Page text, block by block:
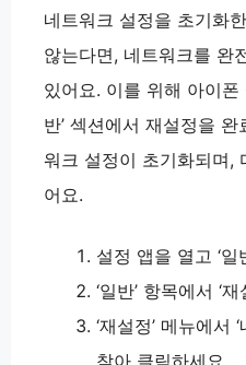
네트워크 설정을 초기화
않는다면, 네트워크를 완
있어요. 이를 위해 아이폰
반’ 섹션에서 재설정을
워크 설정이 초기화되며,
어요.
설정 앱을 열고 ‘일
‘일반’ 항목에서 ‘
‘재설정’ 메뉴에서
찾아 클릭하세요.